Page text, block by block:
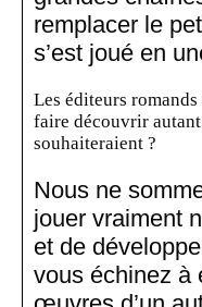
remplacer le
s’est joué en
Les éditeurs
faire découvrir
souhaiteraient ?
Nous ne
jouer vraiment
et de
vous échinez à